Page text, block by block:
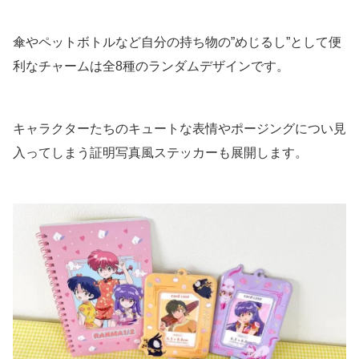
傘やペットボトルなど自分の持ち物の”めじるし”として便
利なチャームは全8種のランダムデザインです。
キャラクターたちのキュートな表情やポージングについ見
入ってしまう証明写真風ステッカーも展開します。